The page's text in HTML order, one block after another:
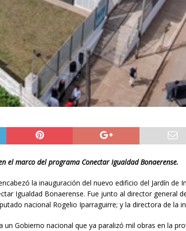
el marco del programa Conectar Igualdad Bonaerense.
la inauguración del nuevo edificio del Jardín de
Igualdad Bonaerense. Fue junto al director general
nacional Rogelio Iparraguirre; y la directora de la
Gobierno nacional que ya paralizó mil obras en la